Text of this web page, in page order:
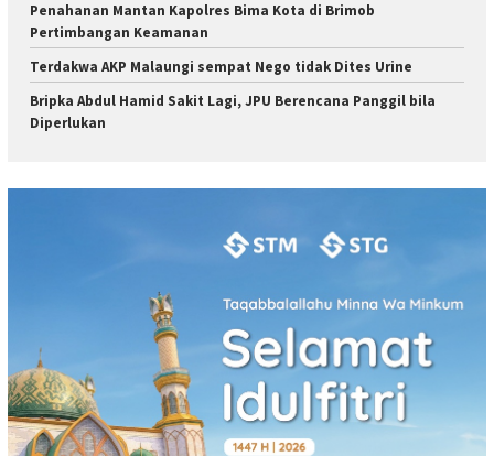
Penahanan Mantan Kapolres Bima Kota di Brimob
Pertimbangan Keamanan
Terdakwa AKP Malaungi sempat Nego tidak Dites Urine
Bripka Abdul Hamid Sakit Lagi, JPU Berencana Panggil bila
Diperlukan